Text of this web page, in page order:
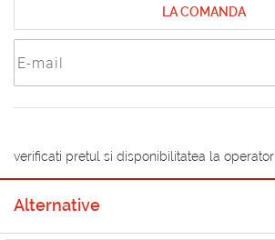
LA COMANDA
verificati pretul si disponibilitatea la operator
Alternative